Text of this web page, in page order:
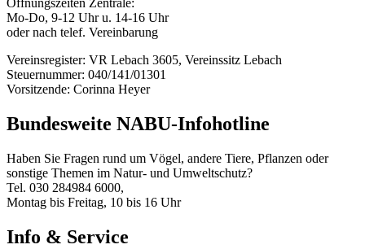
Öffnungszeiten Zentrale:
Mo-Do, 9-12 Uhr u. 14-16 Uhr
oder nach telef. Vereinbarung
Vereinsregister: VR Lebach 3605, Vereinssitz Lebach
Steuernummer: 040/141/01301
Vorsitzende: Corinna Heyer
Bundesweite NABU-Infohotline
Haben Sie Fragen rund um Vögel, andere Tiere, Pflanzen oder
sonstige Themen im Natur- und Umweltschutz?
Tel. 030 284984 6000,
Montag bis Freitag, 10 bis 16 Uhr
Info & Service